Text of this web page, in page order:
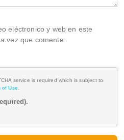
eléctronico y web en este
vez que comente.
service is required which is subject to
of Use.